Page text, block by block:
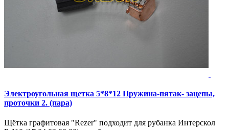
Электроугольная щетка 5*8*12 Пружина-пятак- зацепы,
проточки 2. (пара)
Щётка графитовая "Rezer" подходит для рубанка Интерскол